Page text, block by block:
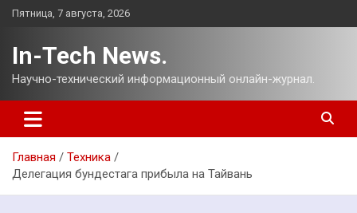
Перейти
Пятница, 7 августа, 2026
In-Tech News.
Научно-технический информационный онлайн-журнал.
Главная
Техника
Делегация бундестага прибыла на Тайвань